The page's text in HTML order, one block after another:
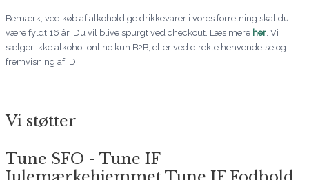
Bemærk, ved køb af alkoholdige drikkevarer i vores forretning skal du
være fyldt 16 år. Du vil blive spurgt ved checkout. Læs mere her . Vi
sælger ikke alkohol online kun B2B, eller ved direkte henvendelse og
fremvisning af ID.
Vi støtter
Tune SFO - Tune IF